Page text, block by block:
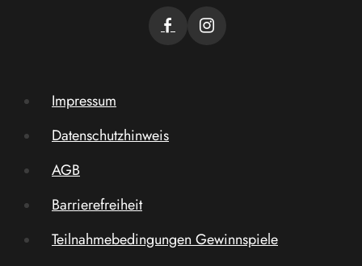
Impressum
Datenschutzhinweis
AGB
Barrierefreiheit
Teilnahmebedingungen Gewinnspiele